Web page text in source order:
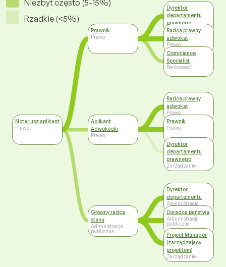
Niezbyt często (5-15%)
Rzadkie (<5%)
Notariusz aplikant
Prawo
Prawnik
Prawo
Aplikant
Adwokacki
Prawo
Główny radca
stanu
Administracja
publiczna
Dyrektor
departamentu
prawnego
Zarządzanie
Radca prawny,
adwokat
Prawo
Compliance
Specialist
Bankowość
Radca prawny,
adwokat
Prawo
Prawnik
Prawo
Dyrektor
departamentu
prawnego
Zarządzanie
Dyrektor
departamentu
Administracja
publiczna
Doradca państwa
Administracja
publiczna
Project Manager
(zarządzający
projektem)
Zarządzanie